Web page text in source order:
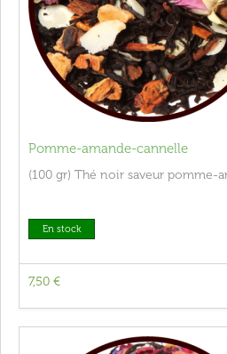
Pomme-amande-cannelle
(100 gr) Thé noir saveur pomme-
En stock
7,50 €